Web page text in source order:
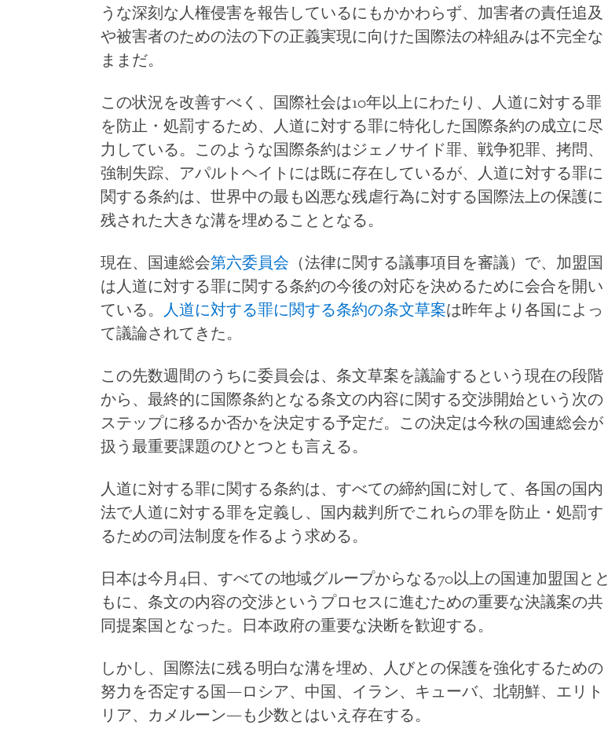
うな深刻な人権侵害を報告しているにもかかわらず、加害者の責任追及
や被害者のための法の下の正義実現に向けた国際法の枠組みは不完全な
ままだ。
この状況を改善すべく、国際社会は10年以上にわたり、人道に対する罪
を防止・処罰するため、人道に対する罪に特化した国際条約の成立に尽
力している。このような国際条約はジェノサイド罪、戦争犯罪、拷問、
強制失踪、アパルトヘイトには既に存在しているが、人道に対する罪に
関する条約は、世界中の最も凶悪な残虐行為に対する国際法上の保護に
残された大きな溝を埋めることとなる。
現在、国連総会第六委員会 （法律に関する議事項目を審議）で、加盟国
は人道に対する罪に関する条約の今後の対応を決めるために会合を開い
ている。 人道に対する罪に関する条約の条文草案は昨年より各国によっ
て議論されてきた。
この先数週間のうちに委員会は、条文草案を議論するという現在の段階
から、最終的に国際条約となる条文の内容に関する交渉開始という次の
ステップに移るか否かを決定する予定だ。この決定は今秋の国連総会が
扱う最重要課題のひとつとも言える。
人道に対する罪に関する条約は、すべての締約国に対して、各国の国内
法で人道に対する罪を定義し、国内裁判所でこれらの罪を防止・処罰す
るための司法制度を作るよう求める。
日本は今月4日、すべての地域グループからなる70以上の国連加盟国とと
もに、条文の内容の交渉というプロセスに進むための重要な決議案の共
同提案国となった。日本政府の重要な決断を歓迎する。
しかし、国際法に残る明白な溝を埋め、人びとの保護を強化するための
努力を否定する国―ロシア、中国、イラン、キューバ、北朝鮮、エリト
リア、カメルーン―も少数とはいえ存在する。